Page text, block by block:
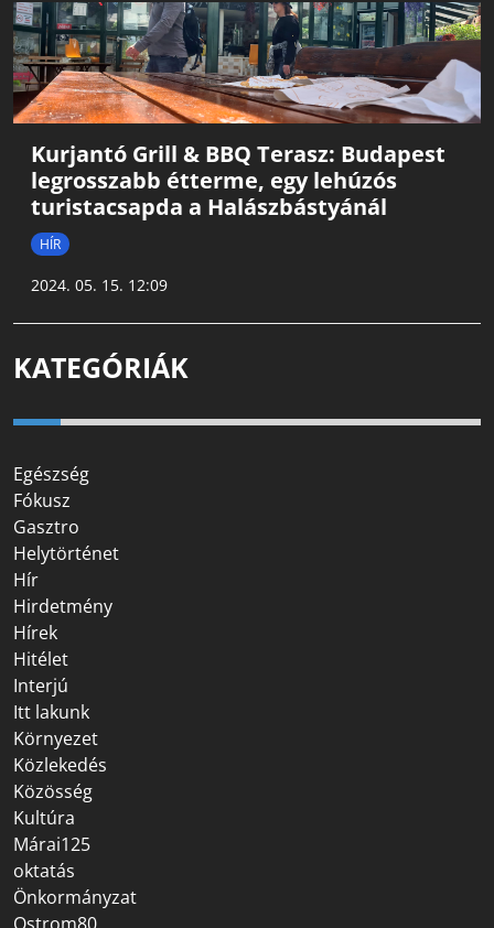
Kurjantó Grill & BBQ Terasz: Budapest
legrosszabb étterme, egy lehúzós
turistacsapda a Halászbástyánál
HÍR
2024. 05. 15. 12:09
KATEGÓRIÁK
Egészség
Fókusz
Gasztro
Helytörténet
Hír
Hirdetmény
Hírek
Hitélet
Interjú
Itt lakunk
Környezet
Közlekedés
Közösség
Kultúra
Márai125
oktatás
Önkormányzat